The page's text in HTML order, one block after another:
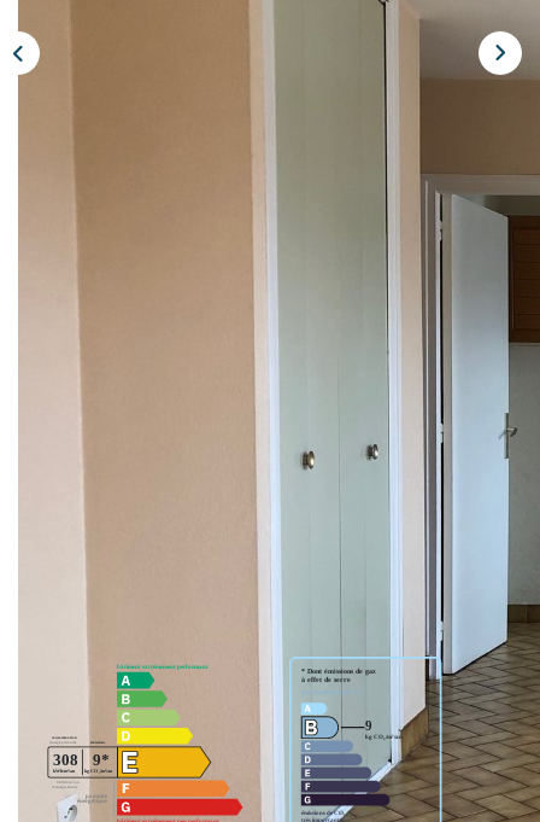
CENTRE VILLE - Appartement de 38 m² situé au troisième
étage d'un immeuble comprenant entrée, séjour, cuisine,